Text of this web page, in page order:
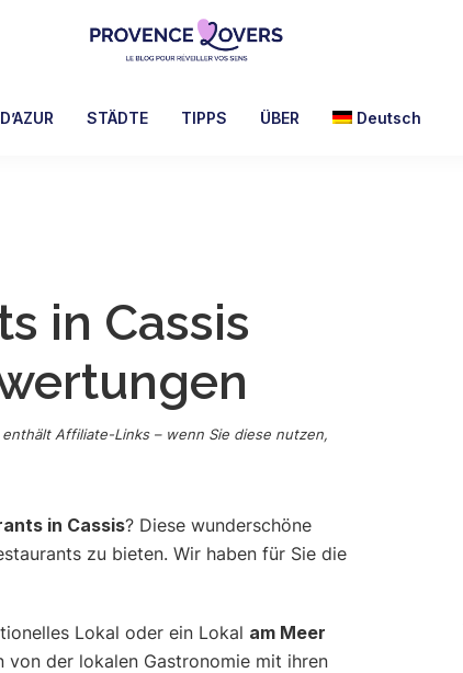
Lovers
Ihre
-
Le
blog
de
Claire
STÄDTE TIPPS ÜBER Deutsch
in Cassis
enthält Affiliate-Links – wenn Sie diese nutzen,
in Cassis? Diese wunderschöne
zu bieten. Wir haben für Sie die
Lokal oder ein Lokal am Meer
von der lokalen Gastronomie mit ihren